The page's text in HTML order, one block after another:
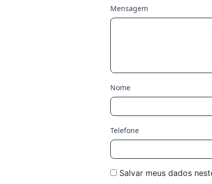
Mensagem
Nome
Telefone
Salvar meus dados